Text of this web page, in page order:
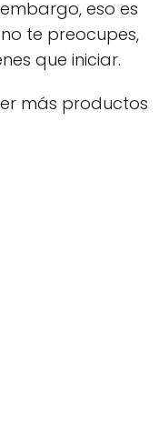
eso es
te preocupes,
que iniciar.
más productos